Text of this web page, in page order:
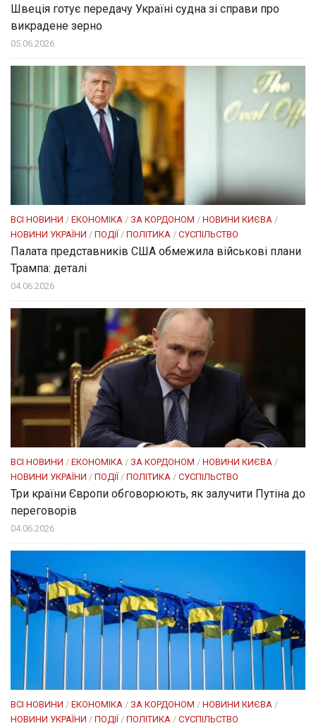
Швеція готує передачу Україні судна зі справи про
викрадене зерно
05.06.2026
ВСІ НОВИНИ / ЕКОНОМІКА / ЗА КОРДОНОМ / НОВИНИ КИЄВА /
НОВИНИ УКРАЇНИ / ПОДІЇ/ ПОЛІТИКА / СУСПІЛЬСТВО
Палата представників США обмежила військові плани
Трампа: деталі
04.06.2026
ВСІ НОВИНИ / ЕКОНОМІКА / ЗА КОРДОНОМ / НОВИНИ КИЄВА /
НОВИНИ УКРАЇНИ / ПОДІЇ/ ПОЛІТИКА / СУСПІЛЬСТВО
Три країни Європи обговорюють, як залучити Путіна до
переговорів
04.06.2026
ВСІ НОВИНИ / ЕКОНОМІКА / ЗА КОРДОНОМ / НОВИНИ КИЄВА /
НОВИНИ УКРАЇНИ / ПОДІЇ/ ПОЛІТИКА / СУСПІЛЬСТВО